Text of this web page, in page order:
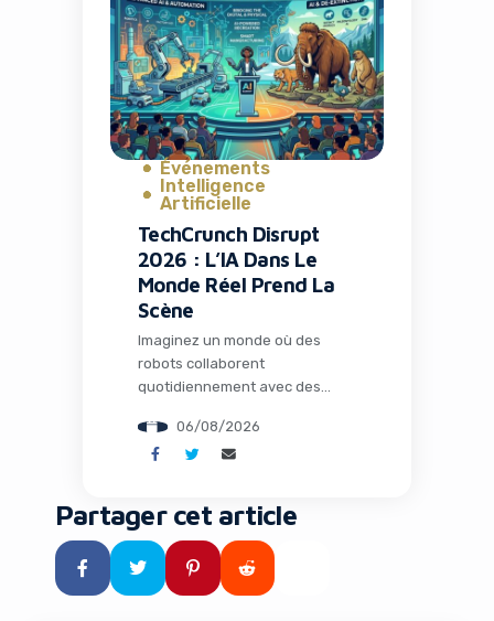
Time, une application culte qui
avait conquis plus de 26
millions d’installations. Mais
l’histoire ne s’arrête pas […]
Événements
Intelligence
Artificielle
TechCrunch Disrupt
2026 : L’IA Dans Le
Monde Réel Prend La
Scène
Imaginez un monde où des
robots collaborent
quotidiennement avec des
l’intelligence artificielle opère
loin de tout cloud dans des
des millénaires pourraient
fouler à nouveau notre planète
grâce à la biologie de synthèse.
Ce n’est plus de la science-
06/08/2026
Partager cet article